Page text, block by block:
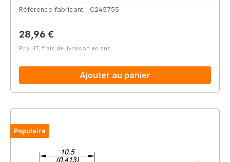
Référence fabricant
C245755
Prix régulier :
28,96 €
Prix HT, frais de livraison en sus
Ajouter au panier
Populaire